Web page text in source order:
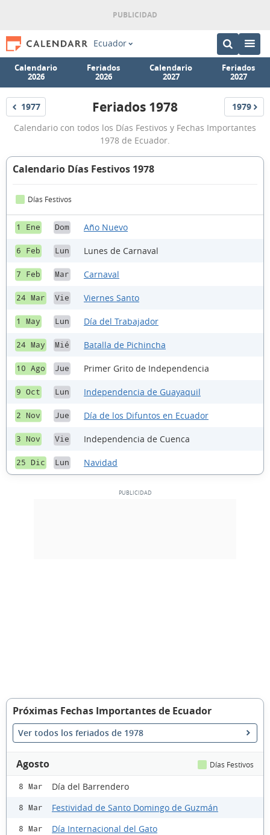
Ecuador
Calendario
2026
Feriados
2026
Calendario
2027
Feriados
2027
Feriados
1977
Feriados
Ecuador
1978
Feriados 1978 Feriados
1979
Calendario con todos los Días Festivos y Fechas Importantes
1978 de Ecuador.
Calendario Días Festivos 1978
Días Festivos
1 Ene Dom Año Nuevo
6 Feb Lun Lunes de Carnaval
7 Feb Mar Carnaval
24 Mar Vie Viernes Santo
1 May Lun Día del Trabajador
24 May Mié Batalla de Pichincha
10 Ago Jue Primer Grito de Independencia
9 Oct Lun Independencia de Guayaquil
2 Nov Jue Día de los Difuntos en Ecuador
3 Nov Vie Independencia de Cuenca
25 Dic Lun Navidad
Próximas Fechas Importantes de Ecuador
Ver todos los feriados de 1978
Agosto Días Festivos
8 Mar Día del Barrendero
8 Mar Festividad de Santo Domingo de Guzmán
8 Mar Día Internacional del Gato